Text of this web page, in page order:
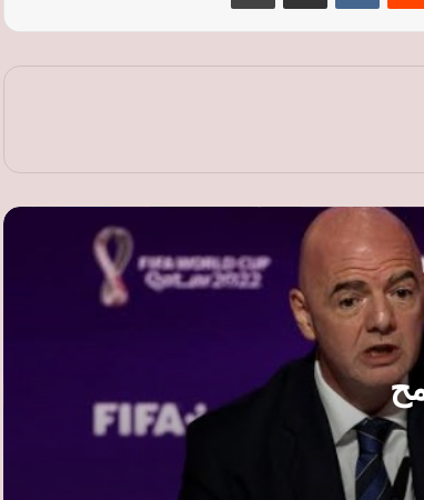
3 هزائم تضع ناشئات مصر أمام مهمة صعبة
أزمة ثقة تهدد إنفانتينو.. حفيظ دراجي
يتساءل عن قدرة رئيس فيفا على الصمود
محمد أسامة يقترب من منصة التتويج وملك
عبدالغني تحطم الرقم الوطني في بطولة